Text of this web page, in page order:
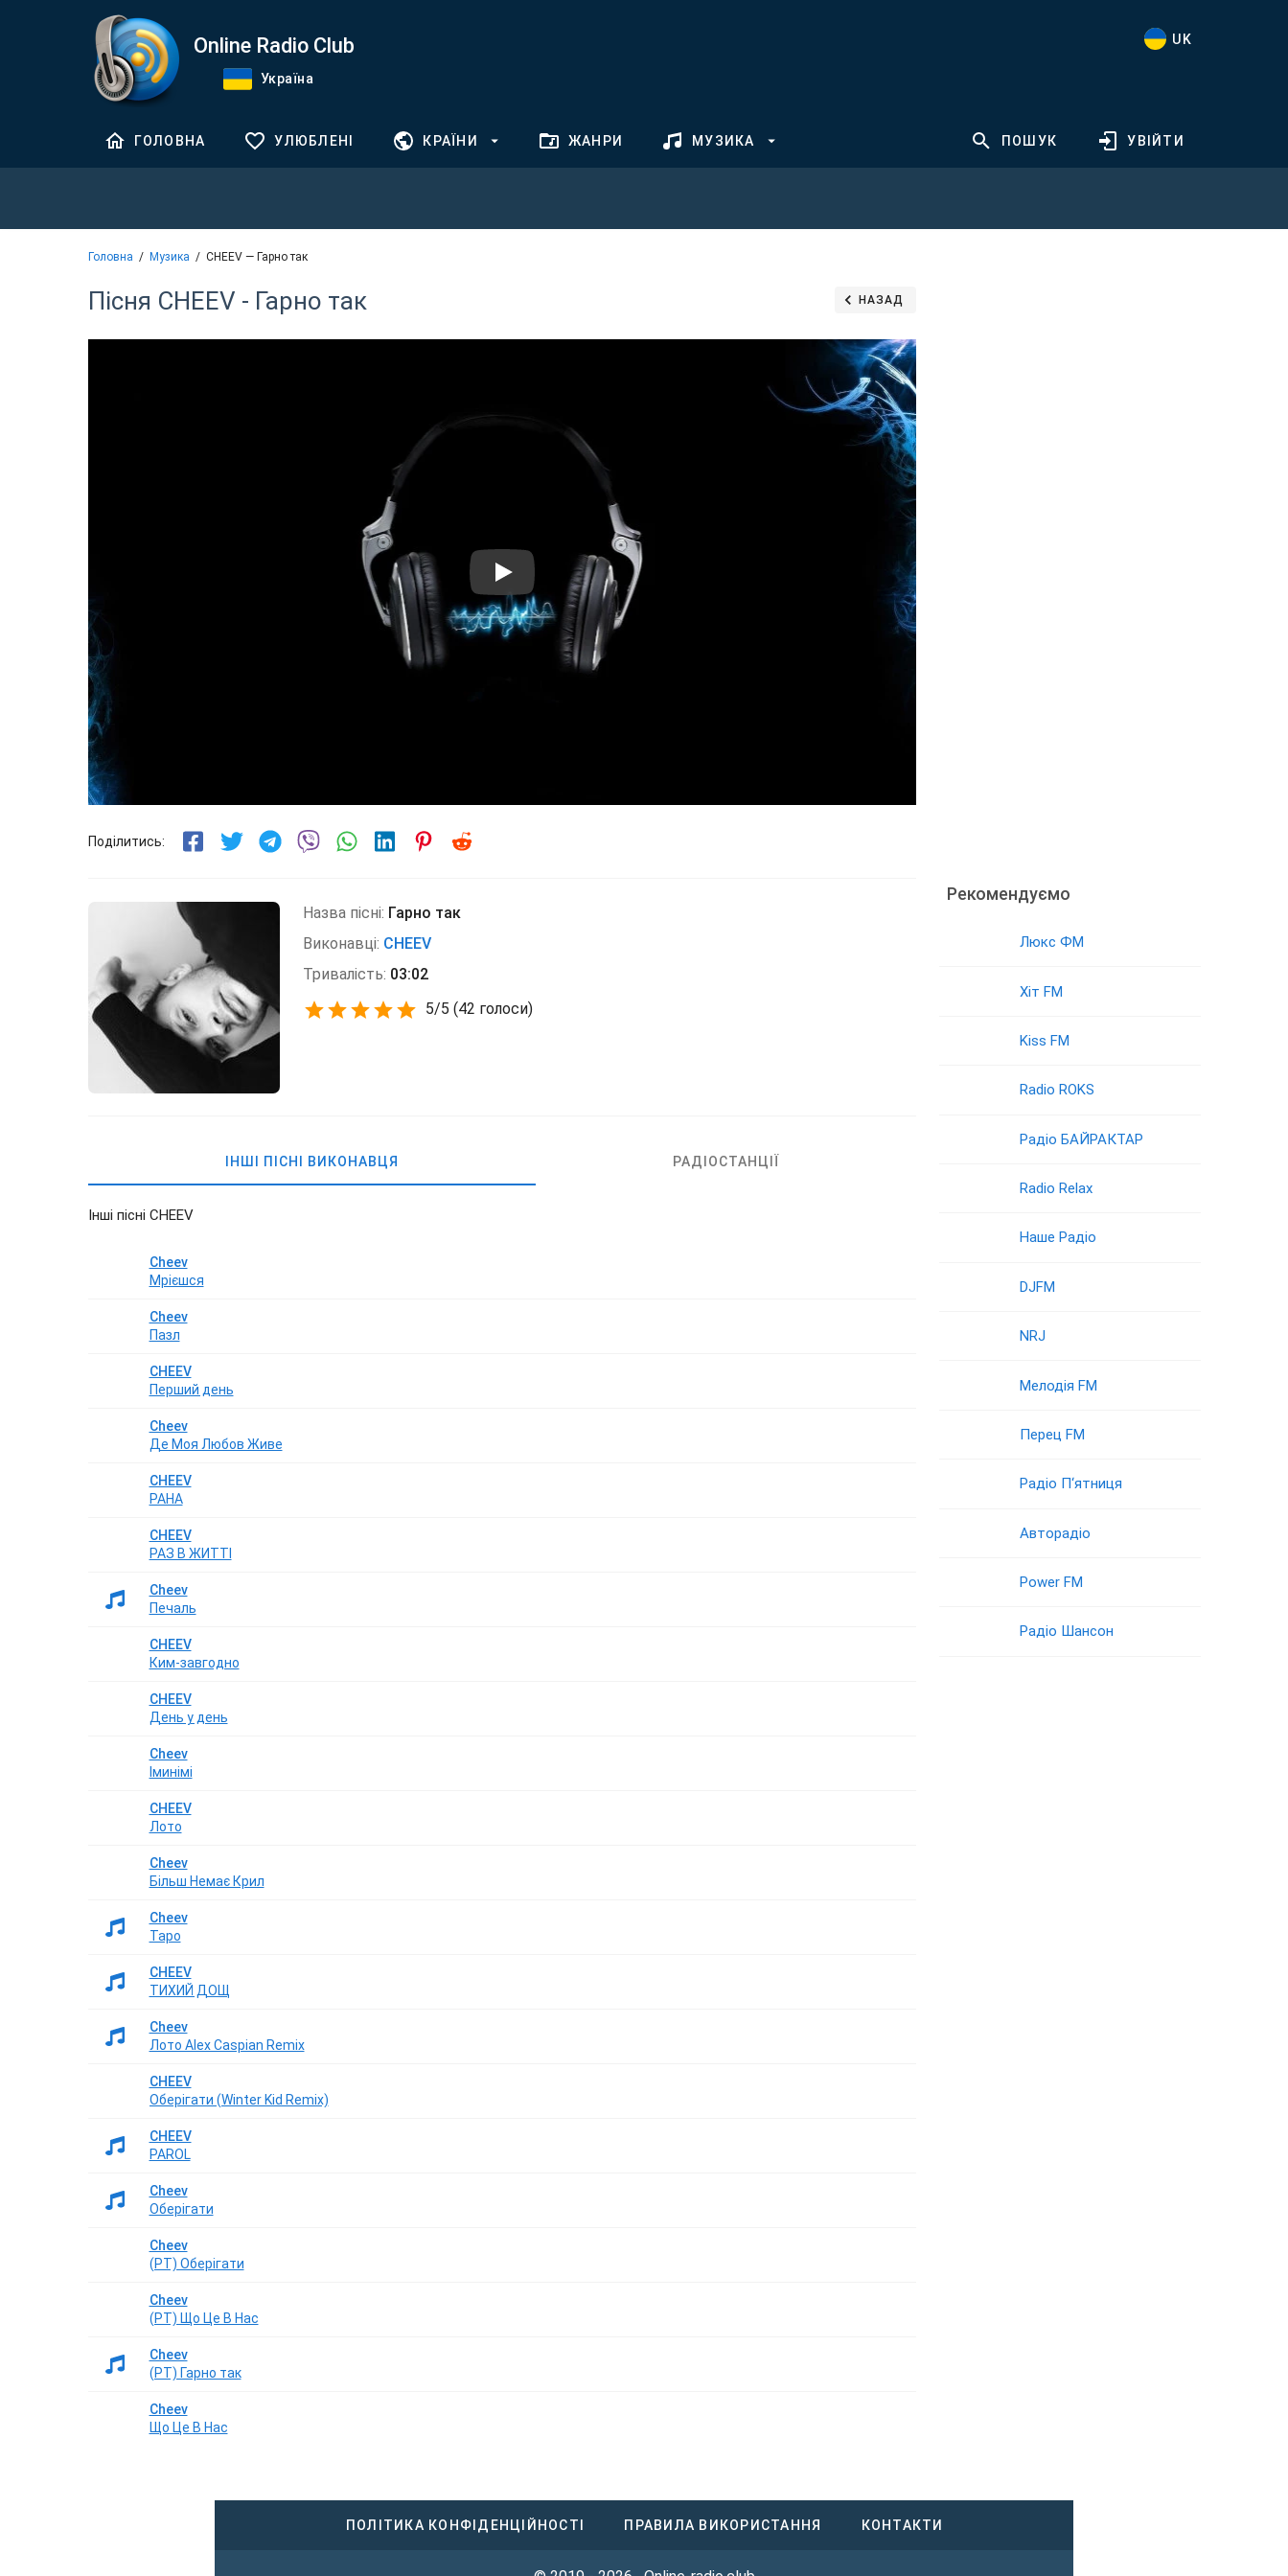
Online Radio Club
Україна
UK
ГОЛОВНА УЛЮБЛЕНІ КРАЇНИ ЖАНРИ МУЗИКА ПОШУК УВІЙТИ
Головна Музика CHEEV — Гарно так
Пісня CHEEV - Гарно так НАЗАД
Поділитись:
Назва пісні: Гарно так
Виконавці: CHEEV
Тривалість: 03:02
5/5 (42 голоси)
ІНШІ ПІСНІ ВИКОНАВЦЯ РАДІОСТАНЦІЇ
Інші пісні CHEEV
Cheev
Мрієшся
Cheev
Пазл
CHEEV
Перший день
Cheev
Де Моя Любов Живе
CHEEV
РАНА
CHEEV
РАЗ В ЖИТТІ
Cheev
Печаль
CHEEV
Ким-завгодно
CHEEV
День у день
Cheev
Іминімі
CHEEV
Лото
Cheev
Більш Немає Крил
Cheev
Таро
CHEEV
ТИХИЙ ДОЩ
Cheev
Лото Alex Caspian Remix
CHEEV
Оберігати (Winter Kid Remix)
CHEEV
PAROL
Cheev
Оберiгати
Cheev
(РТ) Оберігати
Cheev
(РТ) Що Це В Нас
Cheev
(РТ) Гарно так
Cheev
Що Це В Нас
Рекомендуємо
Люкс ФМ
Хіт FM
Kiss FM
Radio ROKS
Радіо БАЙРАКТАР
Radio Relax
Наше Радіо
DJFM
NRJ
Мелодія FM
Перец FM
Радіо П‘ятниця
Авторадіо
Power FM
Радіо Шансон
ПОЛІТИКА КОНФІДЕНЦІЙНОСТІ ПРАВИЛА ВИКОРИСТАННЯ КОНТАКТИ